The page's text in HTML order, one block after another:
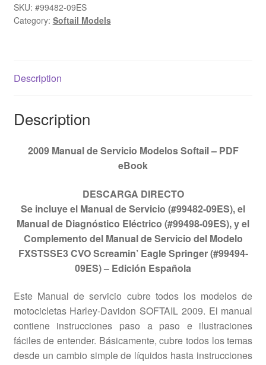
Softail
#99482-
SKU: #99482-09ES
Category: Softail Models
Description
Description
2009 Manual de Servicio Modelos Softail – PDF
eBook
DESCARGA DIRECTO
Se incluye el Manual de Servicio (#99482-09ES), el
Manual de Diagnóstico Eléctrico (#99498-09ES), y el
Complemento del Manual de Servicio del Modelo
FXSTSSE3 CVO Screamin’ Eagle Springer (#99494-
09ES) – Edición Española
Este Manual de servicio cubre todos los modelos de
motocicletas Harley-Davidon SOFTAIL 2009. El manual
contiene instrucciones paso a paso e ilustraciones
fáciles de entender. Básicamente, cubre todos los temas
desde un cambio simple de líquidos hasta instrucciones